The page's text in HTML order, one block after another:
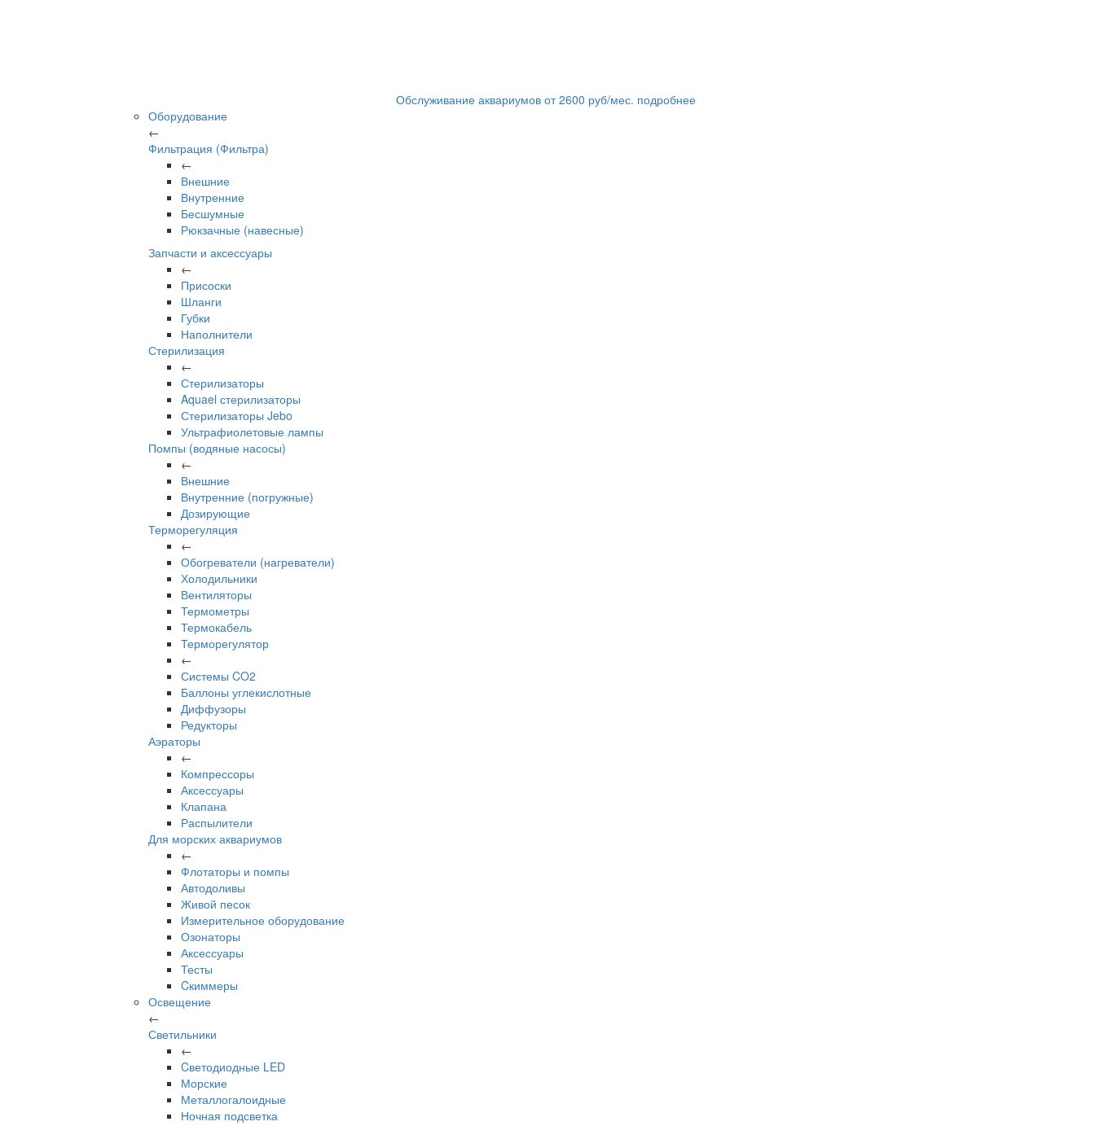
Обслуживание аквариумов от2600 руб/мес. подробнее
Оборудование
←
Фильтрация (Фильтра)
←
Внешние
Внутренние
Бесшумные
Рюкзачные (навесные)
Запчасти и аксессуары
←
Присоски
Шланги
Губки
Наполнители
Стерилизация
←
Стерилизаторы
Aquael стерилизаторы
Стерилизаторы Jebo
Ультрафиолетовые лампы
Помпы (водяные насосы)
←
Внешние
Внутренние (погружные)
Дозирующие
Терморегуляция
←
Обогреватели (нагреватели)
Холодильники
Вентиляторы
Термометры
Термокабель
Терморегулятор
←
Системы CO2
Баллоны углекислотные
Диффузоры
Редукторы
Аэраторы
←
Компрессоры
Аксессуары
Клапана
Распылители
Для морских аквариумов
←
Флотаторы и помпы
Автодоливы
Живой песок
Измерительное оборудование
Озонаторы
Аксессуары
Тесты
Cкиммеры
Освещение
←
Светильники
←
Cветодиодные LED
Морские
Металлогалоидные
Ночная подсветка